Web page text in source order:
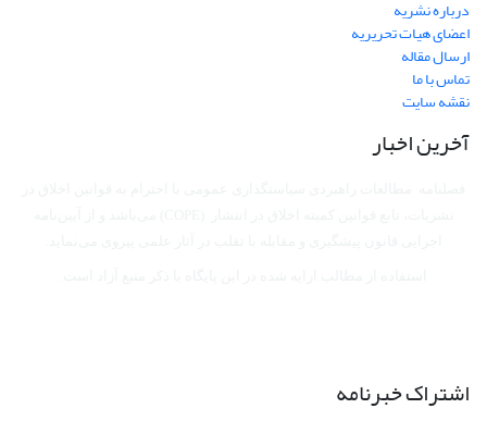
درباره نشریه
اعضای هیات تحریریه
ارسال مقاله
تماس با ما
نقشه سایت
آخرین اخبار
اشتراک خبرنامه